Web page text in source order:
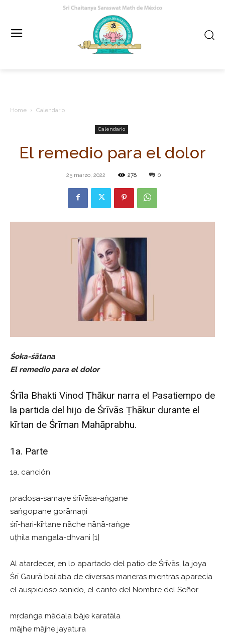
Home Calendario
Calendario
El remedio para el dolor
25 marzo, 2022 278 0
Śoka-śātana
El remedio para el dolor
Śrīla Bhakti Vinod Ṭhākur narra el Pasatiempo de
la partida del hijo de Śrīvās Ṭhākur durante el
kīrtan de Śrīman Mahāprabhu.
1a. Parte
1a. canción
pradoṣa-samaye śrīvāsa-aṅgane
saṅgopane gorāmaṇi
śrī-hari-kīrtane nāche nānā-raṅge
uṭhila maṅgala-dhvani [1]
Al atardecer, en lo apartado del patio de Śrīvās, la joya
Śrī Gaurā bailaba de diversas maneras mientras aparecía
el auspicioso sonido, el canto del Nombre del Señor.
mṛdaṅga mādala bāje karatāla
mājhe mājhe jayatura